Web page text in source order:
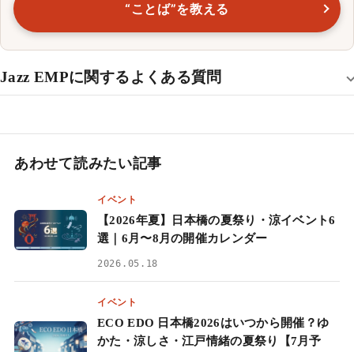
“ことば”を教える
Jazz EMPに関するよくある質問
あわせて読みたい記事
イベント
【2026年夏】日本橋の夏祭り・涼イベント6
選｜6月〜8月の開催カレンダー
2026.05.18
イベント
ECO EDO 日本橋2026はいつから開催？ゆ
かた・涼しさ・江戸情緒の夏祭り【7月予